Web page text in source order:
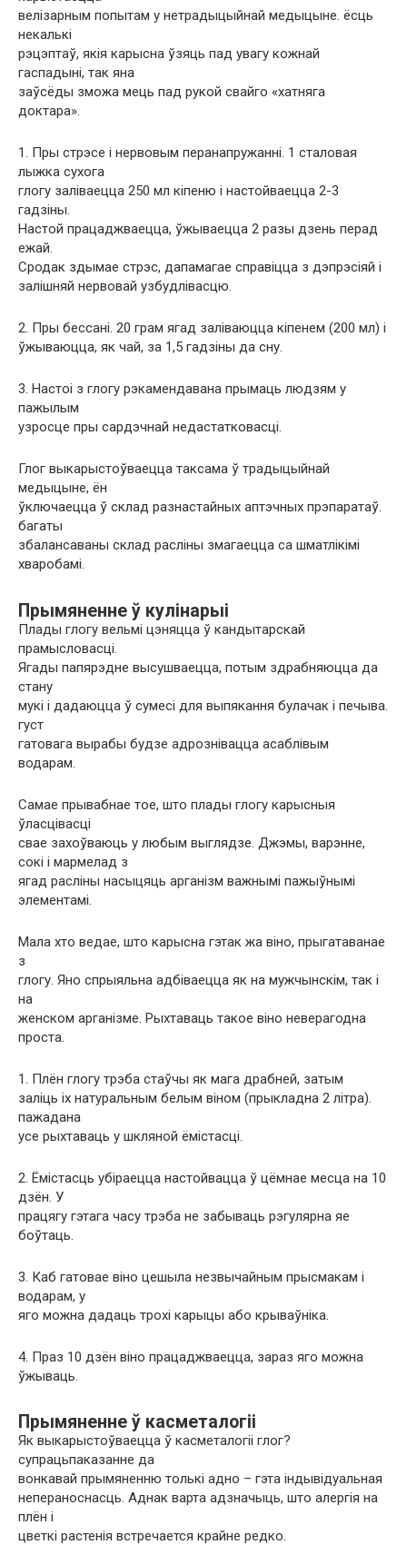
велізарным попытам у нетрадыцыйнай медыцыне. ёсць
некалькі
рэцэптаў, якія карысна ўзяць пад увагу кожнай
гаспадыні, так яна
заўсёды зможа мець пад рукой свайго «хатняга
доктара».
1. Пры стрэсе і нервовым перанапружанні. 1 сталовая
лыжка сухога
глогу заліваецца 250 мл кіпеню і настойваецца 2-3
гадзіны.
Настой працаджваецца, ўжываецца 2 разы дзень перад
ежай.
Сродак здымае стрэс, дапамагае справіцца з дэпрэсіяй і
залішняй нервовай узбудлівасцю.
2. Пры бессані. 20 грам ягад заліваюцца кіпенем (200 мл) і
ўжываюцца, як чай, за 1,5 гадзіны да сну.
3. Настоі з глогу рэкамендавана прымаць людзям у
пажылым
узросце пры сардэчнай недастатковасці.
Глог выкарыстоўваецца таксама ў традыцыйнай
медыцыне, ён
ўключаецца ў склад разнастайных аптэчных прэпаратаў.
багаты
збалансаваны склад расліны змагаецца са шматлікімі
хваробамі.
Прымяненне ў кулінарыі
Плады глогу вельмі цэняцца ў кандытарскай
прамысловасці.
Ягады папярэдне высушваецца, потым здрабняюцца да
стану
мукі і дадаюцца ў сумесі для выпякання булачак і печыва.
густ
гатовага вырабы будзе адрознівацца асаблівым
водарам.
Самае прывабнае тое, што плады глогу карысныя
ўласцівасці
свае захоўваюць у любым выглядзе. Джэмы, варэнне,
сокі і мармелад з
ягад расліны насыцяць арганізм важнымі пажыўнымі
элементамі.
Мала хто ведае, што карысна гэтак жа віно, прыгатаванае
з
глогу. Яно спрыяльна адбіваецца як на мужчынскім, так і
на
женском арганізме. Рыхтаваць такое віно неверагодна
проста.
1. Плён глогу трэба стаўчы як мага драбней, затым
заліць іх натуральным белым віном (прыкладна 2 літра).
пажадана
усе рыхтаваць у шкляной ёмістасці.
2. Ёмістасць убіраецца настойвацца ў цёмнае месца на 10
дзён. У
працягу гэтага часу трэба не забываць рэгулярна яе
боўтаць.
3. Каб гатовае віно цешыла незвычайным прысмакам і
водарам, у
яго можна дадаць трохі карыцы або крываўніка.
4. Праз 10 дзён віно працаджваецца, зараз яго можна
ўжываць.
Прымяненне ў касметалогіі
Як выкарыстоўваецца ў касметалогіі глог?
супрацьпаказанне да
вонкавай прымяненню толькi адно – гэта індывідуальная
непераноснасць. Аднак варта адзначыць, што алергія на
плён і
цветкі растенія встречается крайне редко.